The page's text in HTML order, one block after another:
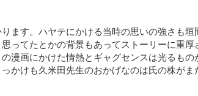
ます。ハヤテにかける当時の思いの強さも垣
ってたとかの背景もあってストーリーに重厚
漫画にかけた情熱とギャグセンスは光るもの
かけも久米田先生のおかげなのは氏の株がま